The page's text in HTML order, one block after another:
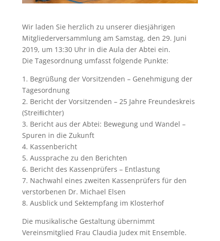
Wir laden Sie herzlich zu unserer diesjährigen
Mitgliederversammlung am Samstag, den 29. Juni
2019, um 13:30 Uhr in die Aula der Abtei ein.
Die Tagesordnung umfasst folgende Punkte:
1. Begrüßung der Vorsitzenden – Genehmigung der
Tagesordnung
2. Bericht der Vorsitzenden – 25 Jahre Freundeskreis
(Streiﬂichter)
3. Bericht aus der Abtei: Bewegung und Wandel –
Spuren in die Zukunft
4. Kassenbericht
5. Aussprache zu den Berichten
6. Bericht des Kassenprüfers – Entlastung
7. Nachwahl eines zweiten Kassenprüfers für den
verstorbenen Dr. Michael Elsen
8. Ausblick und Sektempfang im Klosterhof
Die musikalische Gestaltung übernimmt
Vereinsmitglied Frau Claudia Judex mit Ensemble.